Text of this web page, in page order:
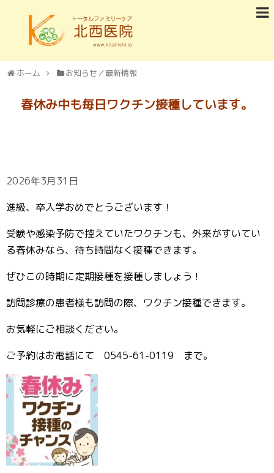
ホーム お知らせ／最新情報
春休み中も毎日ワクチン接種しています。
2026年3月31日
進級、卒入学おめでとうございます！
受験や感染予防で控えていたワクチンも、外来がすいてい
る春休みなら、待ち時間なく接種できます。
ぜひこの時期に定期接種を接種しましょう！
訪問診療の患者様も訪問の際、ワクチン接種できます。
お気軽にご相談ください。
ご予約はお電話にて 0545-61-0119 まで。